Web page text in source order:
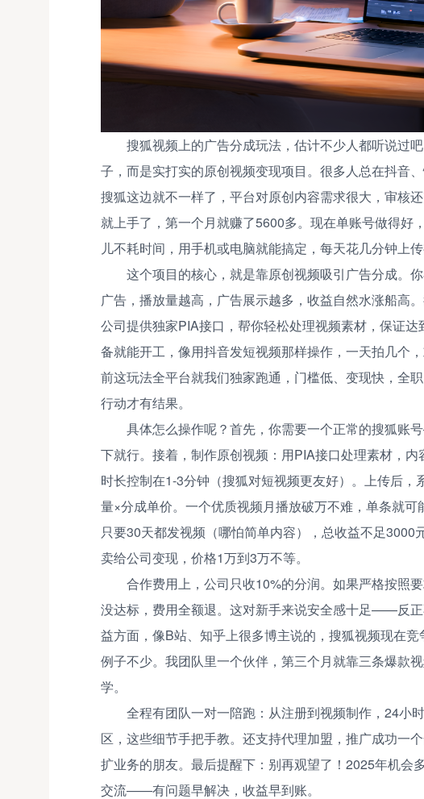
搜狐视频上的广告分成玩法，估计不少人都听说过
子，而是实打实的原创视频变现项目。很多人总在抖音
搜狐这边就不一样了，平台对原创内容需求很大，审核
就上手了，第一个月就赚了5600多。现在单账号做得好
儿不耗时间，用手机或电脑就能搞定，每天花几分钟上
这个项目的核心，就是靠原创视频吸引广告分成。
广告，播放量越高，广告展示越多，收益自然水涨船
公司提供独家PIA接口，帮你轻松处理视频素材，保证
备就能开工，像用抖音发短视频那样操作，一天拍几个
前这玩法全平台就我们独家跑通，门槛低、变现快，全
行动才有结果。
具体怎么操作呢？首先，你需要一个正常的搜狐
下就行。接着，制作原创视频：用PIA接口处理素材，
时长控制在1-3分钟（搜狐对短视频更友好）。上传后
量×分成单价。一个优质视频月播放破万不难，单条就可
只要30天都发视频（哪怕简单内容），总收益不足
卖给公司变现，价格1万到3万不等。
合作费用上，公司只收10%的分润。如果严格按照
没达标，费用全额退。这对新手来说安全感十足——反
益方面，像B站、知乎上很多博主说的，搜狐视频现在
例子不少。我团队里一个伙伴，第三个月就靠三条爆款
学。
全程有团队一对一陪跑：从注册到视频制作，24小
区，这些细节手把手教。还支持代理加盟，推广成功一
扩业务的朋友。最后提醒下：别再观望了！2025年机会
交流——有问题早解决，收益早到账。